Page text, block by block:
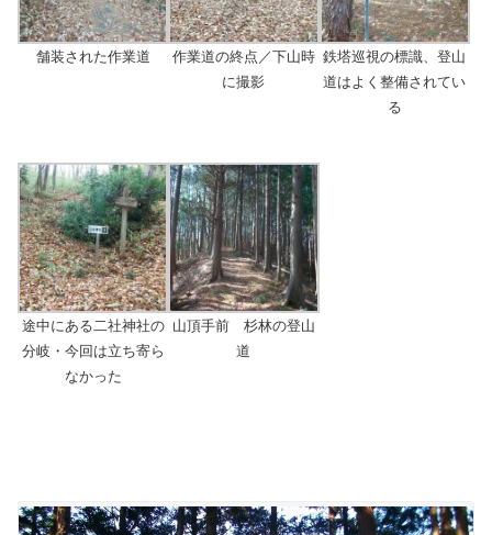
舗装された作業道
作業道の終点／下山時
に撮影
鉄塔巡視の標識、登山
道はよく整備されてい
る
途中にある二社神社の
分岐・今回は立ち寄ら
なかった
山頂手前 杉林の登山
道